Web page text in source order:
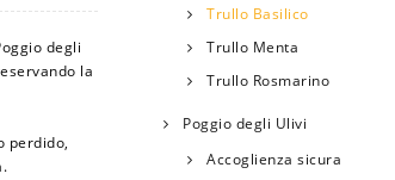
degli
la
perdido,
Trullo Basilico
Trullo Menta
Trullo Rosmarino
Poggio degli Ulivi
Accoglienza sicura